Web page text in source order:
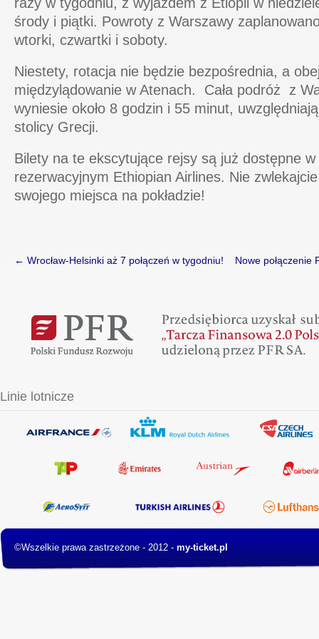
środy i piątki. Powroty z Warszawy
wtorki, czwartki i soboty.
Niestety, rotacja nie będzie bezpośrednia, a
międzylądowanie w Atenach. Cała podróż z
wyniesie około 8 godzin i 55 minut,
stolicy Grecji.
Bilety na te ekscytujące rejsy są już dostępne
rezerwacyjnym Ethiopian Airlines. Nie
swojego miejsca na pokładzie!
← Wrocław-Helsinki aż 7 połączeń w tygodniu! Nowe połączenie
Linie lotnicze
©Wszelkie prawa zastrzeżone - 2012 - my-ticket.pl